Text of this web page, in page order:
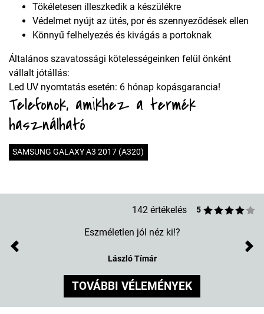
Tökéletesen illeszkedik a készülékre
Védelmet nyújt az ütés, por és szennyeződések ellen
Könnyű felhelyezés és kivágás a portoknak
Általános szavatossági kötelességeinken felül önként
vállalt jótállás:
Led UV nyomtatás esetén: 6 hónap kopásgarancia!
Telefonok, amikhez a termék
használható
SAMSUNG GALAXY A3 2017 (A320)
142 értékelés 5
Eszméletlen jól néz ki!?
László Tímár
Previous
TOVÁBBI VÉLEMÉNYEK